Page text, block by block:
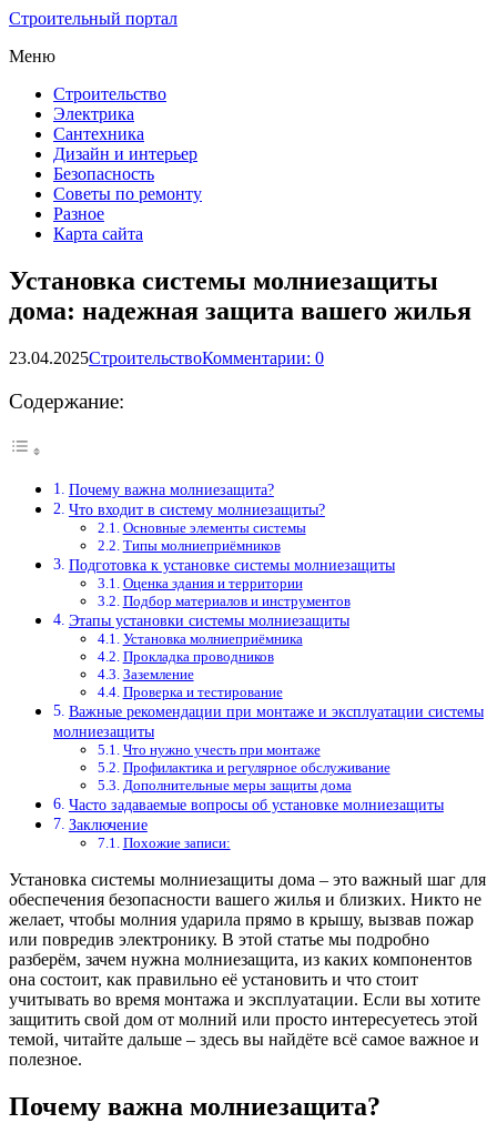
Строительный портал
Меню
Строительство
Электрика
Сантехника
Дизайн и интерьер
Безопасность
Советы по ремонту
Разное
Карта сайта
Установка системы молниезащиты
дома: надежная защита вашего жилья
23.04.2025СтроительствоКомментарии: 0
Содержание:
Почему важна молниезащита?
Что входит в систему молниезащиты?
Основные элементы системы
Типы молниеприёмников
Подготовка к установке системы молниезащиты
Оценка здания и территории
Подбор материалов и инструментов
Этапы установки системы молниезащиты
Установка молниеприёмника
Прокладка проводников
Заземление
Проверка и тестирование
Важные рекомендации при монтаже и эксплуатации системы
молниезащиты
Что нужно учесть при монтаже
Профилактика и регулярное обслуживание
Дополнительные меры защиты дома
Часто задаваемые вопросы об установке молниезащиты
Заключение
Похожие записи:
Установка системы молниезащиты дома – это важный шаг для
обеспечения безопасности вашего жилья и близких. Никто не
желает, чтобы молния ударила прямо в крышу, вызвав пожар
или повредив электронику. В этой статье мы подробно
разберём, зачем нужна молниезащита, из каких компонентов
она состоит, как правильно её установить и что стоит
учитывать во время монтажа и эксплуатации. Если вы хотите
защитить свой дом от молний или просто интересуетесь этой
темой, читайте дальше – здесь вы найдёте всё самое важное и
полезное.
Почему важна молниезащита?